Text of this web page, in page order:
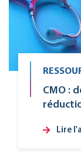
CMO :
Lire